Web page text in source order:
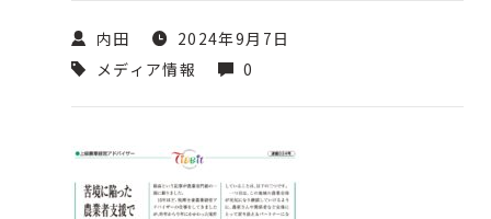
内田
2024年9月7日
メディア情報
0